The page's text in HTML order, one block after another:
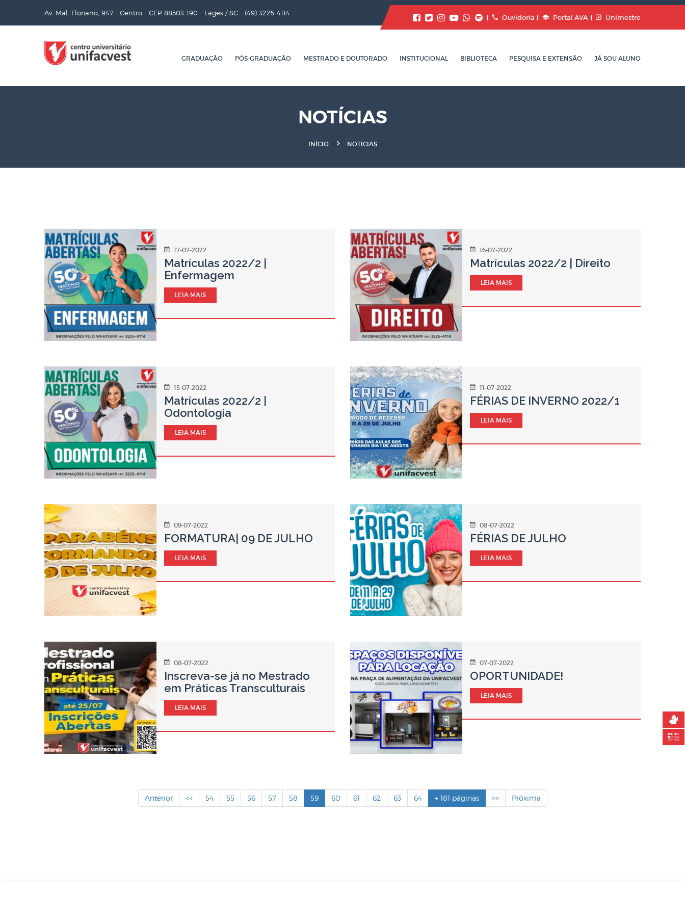
Av. Mal. Floriano, 947 - Centro - CEP 88503-190 - Lages / SC - (49) 3225-4114
Ouvidoria Portal AVA Unimestre
GRADUAÇÃO PÓS-GRADUAÇÃO MESTRADO E DOUTORADO INSTITUCIONAL BIBLIOTECA PESQUISA E EXTENSÃO JÁ SOU ALUNO
NOTÍCIAS
INÍCIO NOTICIAS
17-07-2022
Matrículas 2022/2 |
Enfermagem
LEIA MAIS
16-07-2022
Matrículas 2022/2 | Direito
LEIA MAIS
15-07-2022
Matrículas 2022/2 |
Odontologia
LEIA MAIS
11-07-2022
FÉRIAS DE INVERNO 2022/1
LEIA MAIS
09-07-2022
FORMATURA| 09 DE JULHO
LEIA MAIS
08-07-2022
FÉRIAS DE JULHO
LEIA MAIS
08-07-2022
Inscreva-se já no Mestrado
em Práticas Transculturais
LEIA MAIS
07-07-2022
OPORTUNIDADE!
LEIA MAIS
Anterior << 54 55 56 57 58 59 60 61 62 63 64 + 181 páginas >> Próxima